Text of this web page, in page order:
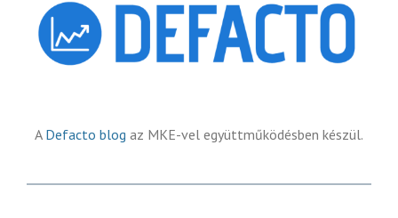
A Defacto blog az MKE-vel együttműködésben készül.